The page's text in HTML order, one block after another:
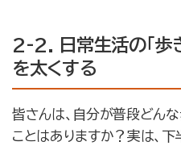
2-2. 日常生活の「歩
を太くする
皆さんは、自分が普段どん
ことはありますか？実は、